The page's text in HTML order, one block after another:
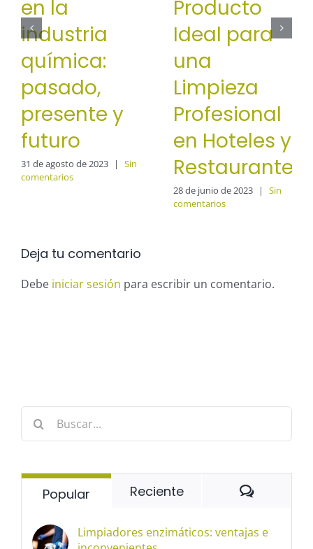
en la
industria
química:
pasado,
presente y
futuro
31 de agosto de 2023 |
Sin
comentarios
Producto
Ideal para
una
Limpieza
Profesional
en Hoteles y
Restaurantes
28 de junio de 2023 |
Sin
comentarios
Deja tu comentario
Debe iniciar sesión para escribir un comentario.
Buscar:
Popular Reciente
Limpiadores enzimáticos: ventajas e